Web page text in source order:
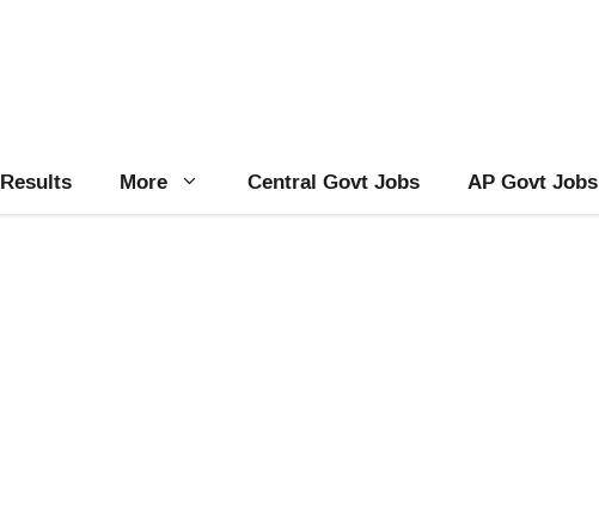
Results More Central Govt Jobs AP Govt Jobs